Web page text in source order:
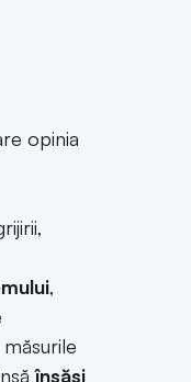
opinia
,
însăși